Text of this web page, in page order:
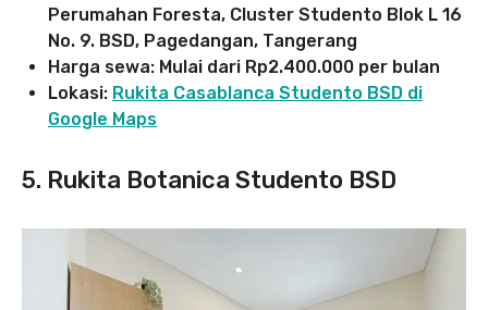
Perumahan Foresta, Cluster Studento Blok L 16
No. 9. BSD, Pagedangan, Tangerang
Harga sewa: Mulai dari Rp2.400.000 per bulan
Lokasi: Rukita Casablanca Studento BSD di
Google Maps
5. Rukita Botanica Studento BSD